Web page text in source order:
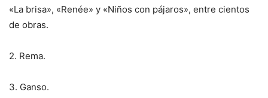
«La brisa», «Renée» y «Niños con pájaros», entre cientos
de obras.
2. Rema.
3. Ganso.